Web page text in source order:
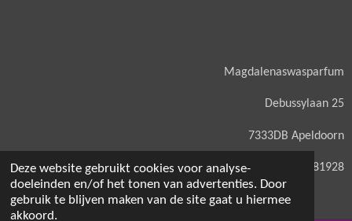
Deze website gebruikt cookies voor analyse-
doeleinden en/of het tonen van advertenties. Door
gebruik te blijven maken van de site gaat u hiermee
akkoord.
Magdalenaswasparfum
Debussylaan 25
7333DB Apeldoorn
KVK: 71581928